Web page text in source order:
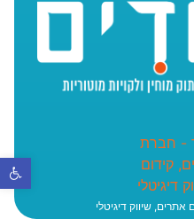
פתח
שיווק דיגיטלי